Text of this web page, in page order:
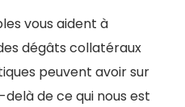
vous aident à
dégâts collatéraux
peuvent avoir sur
de ce qui nous est